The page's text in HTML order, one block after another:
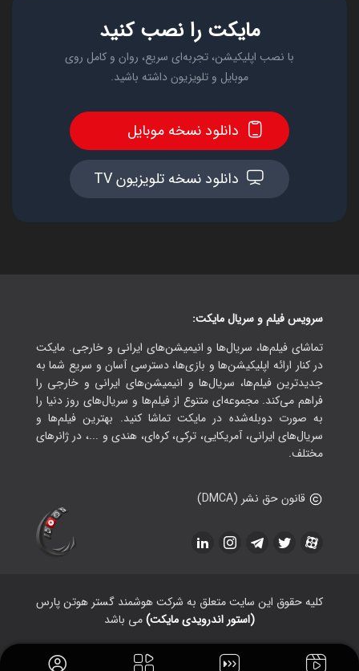
مایکت را نصب کنید
با نصب اپلیکیشن، تجربه‌ای سریع، روان و کامل روی
موبایل و تلویزیون داشته باشید.
دانلود نسخه موبایل
دانلود نسخه تلویزیون TV
سرویس فیلم و سریال مایکت:
تماشای فیلم‌ها، سریال‌ها و انیمیشن‌های ایرانی و خارجی. مایکت
در کنار ارائه اپلیکیشن‌ها و بازی‌ها، دسترسی آسان و سریع شما به
جدیدترین فیلم‌ها، سریال‌ها و انیمیشن‌های ایرانی و خارجی را
فراهم می‌کند. مجموعه‌ای متنوع از فیلم‌ها و سریال‌های روز دنیا را
به صورت دوبله‌شده در مایکت تماشا کنید. بهترین فیلم‌ها و
سریال‌های ایرانی، آمریکایی، ترکی، کره‌ای، هندی و ...، در ژانرهای
مختلف.
قانون حق نشر (DMCA)
کلیه حقوق این سایت متعلق به شرکت هوشمند گستر هوتن پارس
(استور اندرویدی مایکت)می باشد